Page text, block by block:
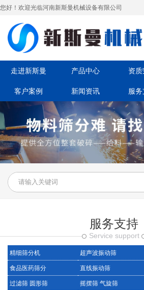
您好！欢迎光临河南新斯曼机械设备有限公司
首页
走进新斯曼
资质荣誉
生产发货
客户案例
服务支持
走进新斯曼 产品中心 资
客户案例 新闻资讯 服
服务支持
Service support
精细筛分机 超声波振动筛
食品医药筛分 直线振动筛
过滤筛 圆形筛 摇摆筛 气旋筛